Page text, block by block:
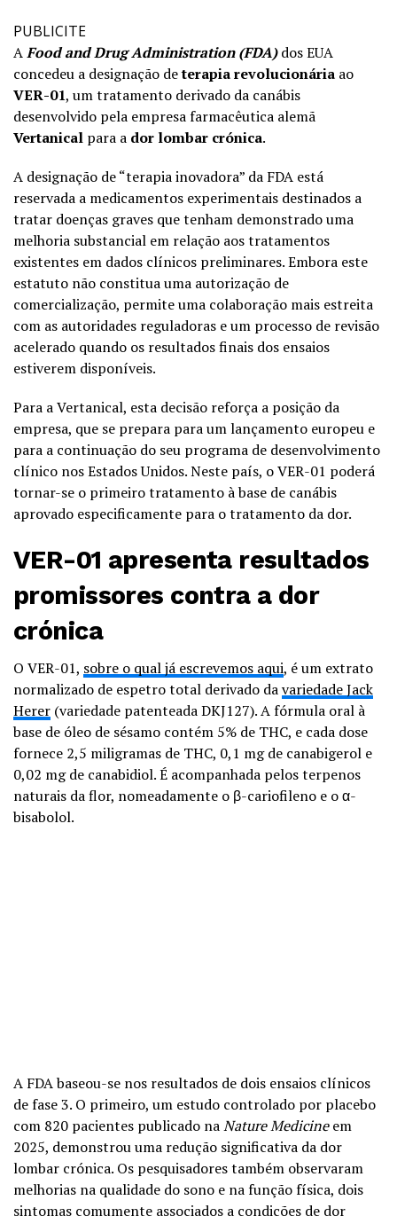
PUBLICITE
AFood and Drug Administration (FDA)dos EUA
concedeu a designação deterapia revolucionária ao
VER-01, um tratamento derivado da canábis
desenvolvido pela empresa farmacêutica alemã
Vertanical para a dor lombar crónica.
A designação de “terapia inovadora” da FDA está
reservada a medicamentos experimentais destinados a
tratar doenças graves que tenham demonstrado uma
melhoria substancial em relação aos tratamentos
existentes em dados clínicos preliminares. Embora este
estatuto não constitua uma autorização de
comercialização, permite uma colaboração mais estreita
com as autoridades reguladoras e um processo de revisão
acelerado quando os resultados finais dos ensaios
estiverem disponíveis.
Para a Vertanical, esta decisão reforça a posição da
empresa, que se prepara para um lançamento europeu e
para a continuação do seu programa de desenvolvimento
clínico nos Estados Unidos. Neste país, o VER-01 poderá
tornar-se o primeiro tratamento à base de canábis
aprovado especificamente para o tratamento da dor.
VER-01 apresenta resultados
promissores contra a dor
crónica
O VER-01, sobre o qual já escrevemos aqui, é um extrato
normalizado de espetro total derivado davariedade Jack
Herer (variedade patenteada DKJ127). A fórmula oral à
base de óleo de sésamo contém 5% de THC, e cada dose
fornece 2,5 miligramas de THC, 0,1 mg de canabigerol e
0,02 mg de canabidiol. É acompanhada pelos terpenos
naturais da flor, nomeadamente o β-cariofileno e o α-
bisabolol.
A FDA baseou-se nos resultados de dois ensaios clínicos
de fase 3. O primeiro, um estudo controlado por placebo
com 820 pacientes publicado naNature Medicineem
2025, demonstrou uma redução significativa da dor
lombar crónica. Os pesquisadores também observaram
melhorias na qualidade do sono e na função física, dois
sintomas comumente associados a condições de dor